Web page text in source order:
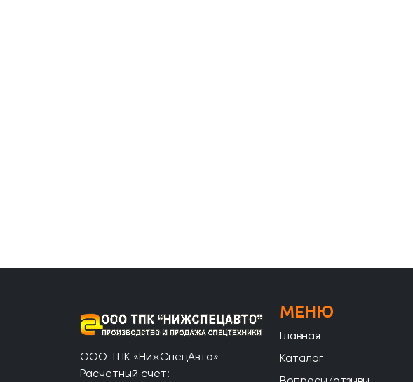
ООО ТПК «НижСпецАвто»
Расчетный счет:
МЕНЮ
Главная
Каталог